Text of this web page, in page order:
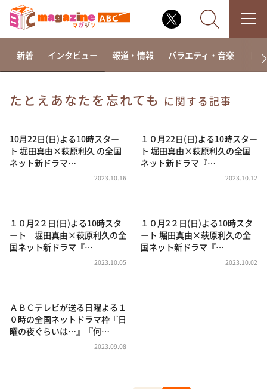
相席食堂
これ余談なんですけど・・・
～人生密着トークバラエティ！～ やすとものいたっ
news おかえり
河合＆A.B.C-Z塚田×福井アナ「なんでやねん！？」
（news おかえり）
朝だ！生です旅サラダ
教えて！ニュースライブ 正義のミカタ
新着 インタビュー 報道・情報 バラエティ・音楽 ド
たとえあなたを忘れても に関する記事
10月22日(日)よる10時スター
ト 堀田真由×萩原利久 の全国
ネット新ドラマ…
2023.10.16
１０月22日(日)よる10時スター
ト 堀田真由×萩原利久の全国
ネット新ドラマ『…
2023.10.12
１０月2２日(日)よる10時スタ
ート 堀田真由×萩原利久の全
国ネット新ドラマ『…
2023.10.05
１０月2２日(日)よる10時スタ
ート 堀田真由×萩原利久の全
国ネット新ドラマ『…
2023.10.02
ＡＢＣテレビが送る日曜よる１
０時の全国ネットドラマ枠『日
曜の夜ぐらいは…』『何…
2023.09.08